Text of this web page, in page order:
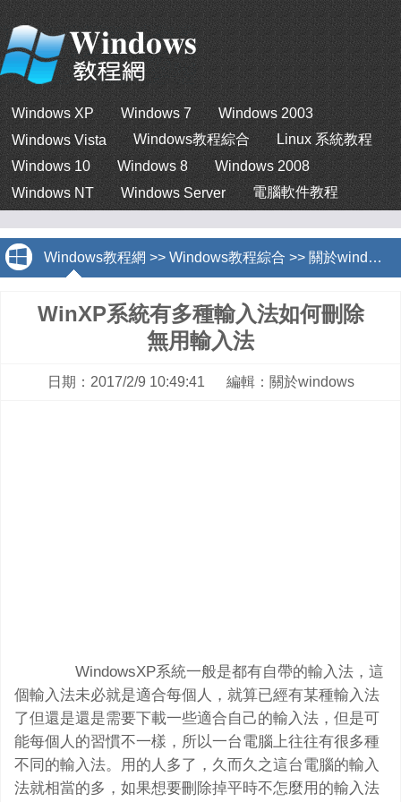
Windows XP Windows 7
Windows 2003
Windows Vista
Windows教程綜合
Linux 系統教程
Windows 10
Windows 8
Windows 2008
Windows NT
Windows Server 電腦軟件教程
Windows教程網 >> Windows教程綜合 >> 關於windows
WinXP系統有多種輸入法如何刪除
無用輸入法
日期：2017/2/9 10:49:41 編輯：關於windows
WindowsXP系統一般是都有自帶的輸入法，這
個輸入法未必就是適合每個人，就算已經有某種輸入法
了但還是還是需要下載一些適合自己的輸入法，但是可
能每個人的習慣不一樣，所以一台電腦上往往有很多種
不同的輸入法。用的人多了，久而久之這台電腦的輸入
法就相當的多，如果想要刪除掉平時不怎麼用的輸入法